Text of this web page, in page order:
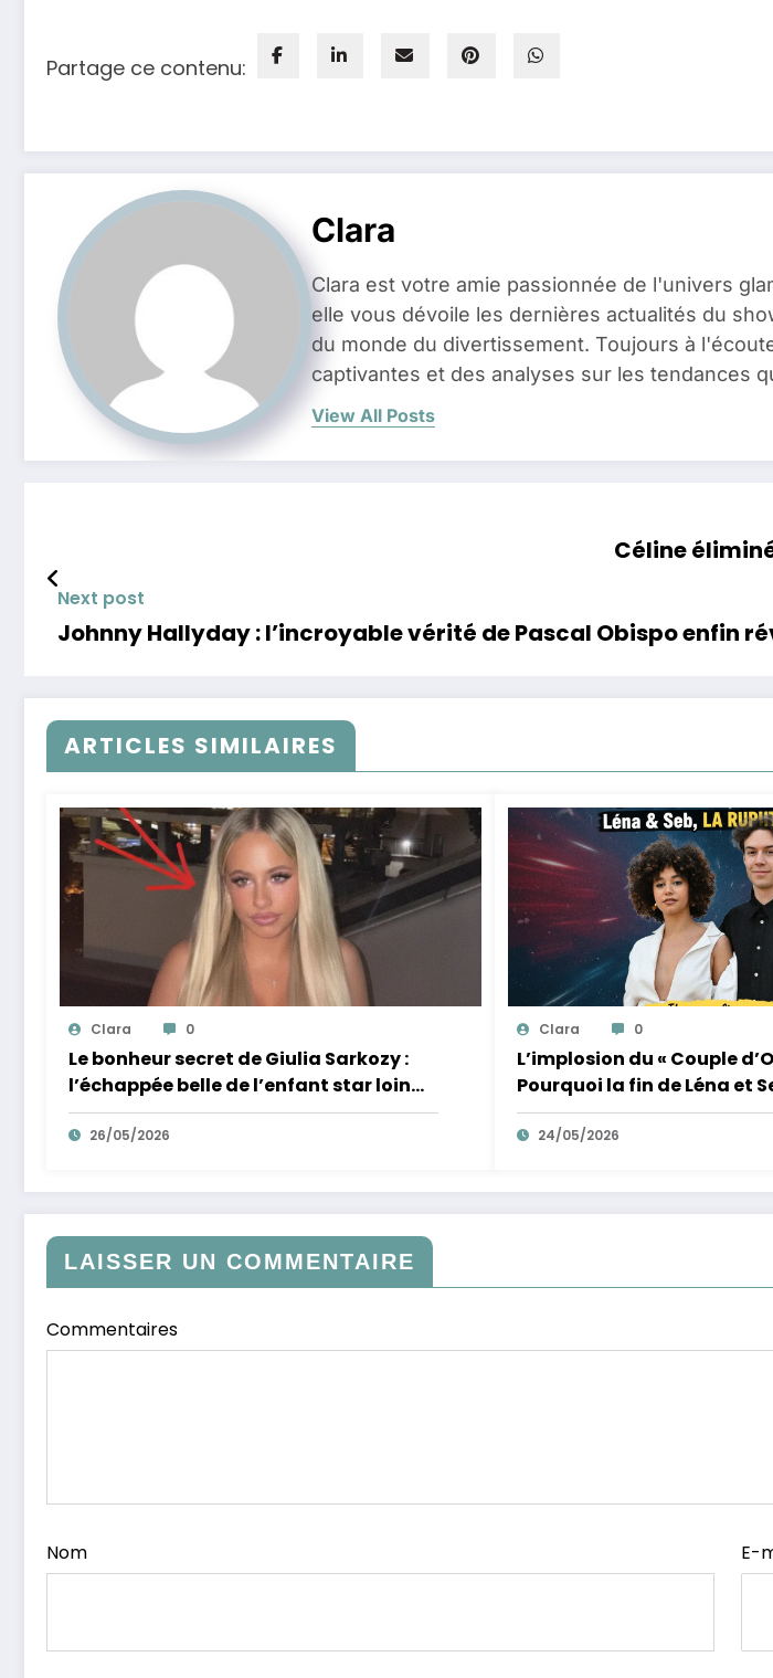
Partage ce contenu:
Clara
Clara est votre amie passionnée de l'univers
elle vous dévoile les dernières actualités du
du monde du divertissement. Toujours à
captivantes et des analyses sur les tendances
View All Posts
Céline
Next post
Johnny Hallyday : l’incroyable vérité de Pascal Obispo enfin
ARTICLES SIMILAIRES
Clara 0
Le bonheur secret de Giulia Sarkozy :
l’échappée belle de l’enfant star loin
des tumultes familiaux.
26/05/2026
Clara 0
L’implosion du « Couple
Pourquoi la fin de Léna et
la fin de l’innocence sur
24/05/2026
LAISSER UN COMMENTAIRE
Commentaires
Nom E-